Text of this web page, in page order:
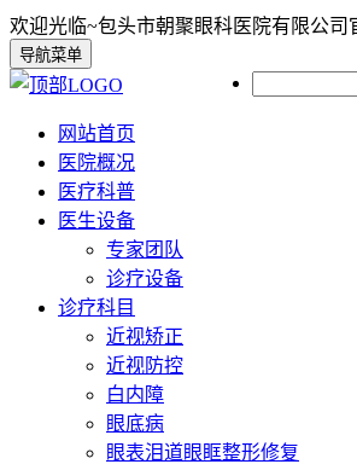
欢迎光临~包头市朝聚眼科医院有限公司
导航菜单
网站首页
医院概况
医疗科普
医生设备
专家团队
诊疗设备
诊疗科目
近视矫正
近视防控
白内障
眼底病
眼表泪道眼眶整形修复